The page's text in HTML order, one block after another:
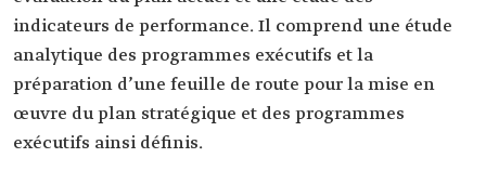
indicateurs de performance. Il comprend une étude
analytique des programmes exécutifs et la
préparation d’une feuille de route pour la mise en
œuvre du plan stratégique et des programmes
exécutifs ainsi définis.